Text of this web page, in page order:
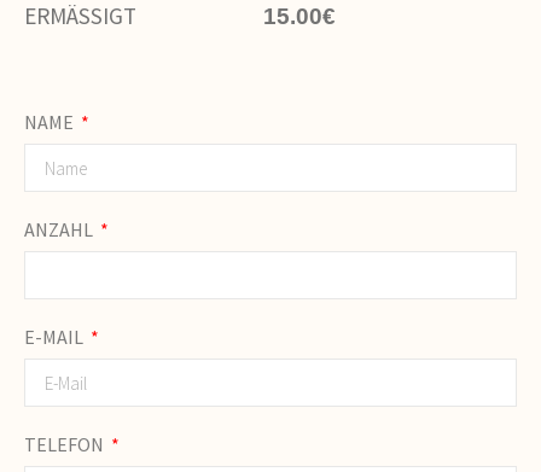
ERMÄSSIGT 15.00€
NAME
ANZAHL
E-MAIL
TELEFON